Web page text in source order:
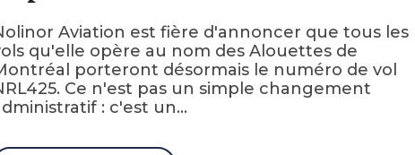
Aviation est fière d'annoncer que tous les
qu'elle opère au nom des Alouettes de
porteront désormais le numéro de vol
Ce n'est pas un simple changement
: c'est un...